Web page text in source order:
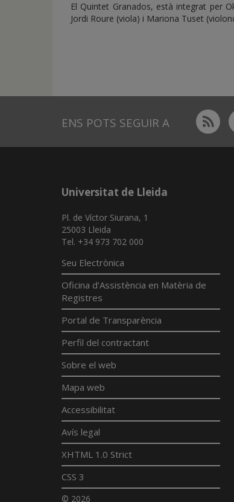
El Quintet Granados, està integrat per
Jordi Roure (viola) i Mariona Tuset
ENS POTS SEGUIR A Rss
Universitat de Lleida
Pl. de Víctor Siurana, 1
25003 Lleida
Tel. +34 973 702 000
Seu Electrònica
Oficina d'Assistència en Matèria de
Registres
Portal de Transparència
Perfil del contractant
Sobre el web
Mapa web
Accessibilitat
Avís legal
XHTML 1.0 Strict
CSS 3
© 2026